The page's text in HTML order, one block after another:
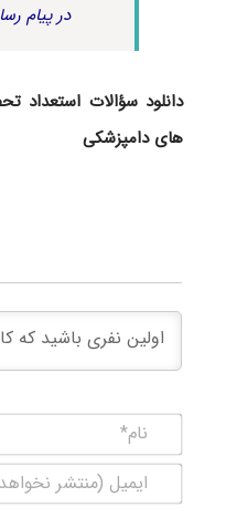
در پیام
های دامپزشکی